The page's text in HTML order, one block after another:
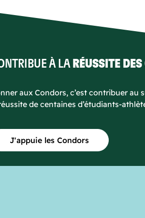
À LA RÉUSSITE
aux Condors, c’est contribuer au
de centaines d’étudiants-
J'appuie les Condors